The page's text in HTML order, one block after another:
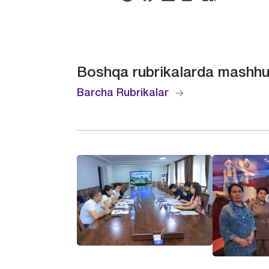
Boshqa rubrikalarda
Barcha Rubrikalar